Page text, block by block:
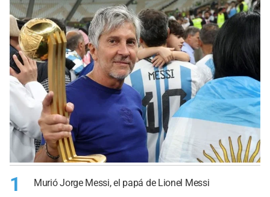
1 Murió Jorge Messi, el papá de Lionel Messi